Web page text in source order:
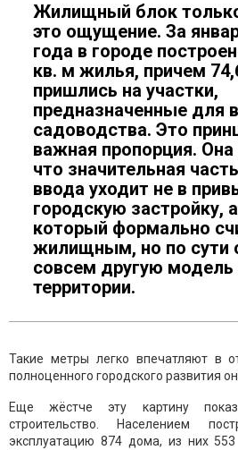
Жилищный блок
это ощущение. За
года в городе
кв. м жилья, причем
пришлись на участки,
предназначенные для
садоводства. Это
важная пропорция.
что значительная
ввода уходит не в
городскую застройку,
который формально
жилищным, но по сути
совсем другую модель
территории.
Такие метры легко впечатляют в
полноценного городского развития
Еще жёстче эту картину
строительство. Населением
эксплуатацию 874 дома, из них